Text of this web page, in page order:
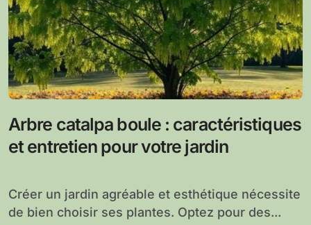
Arbre catalpa boule : caractéristiques
et entretien pour votre jardin
Créer un jardin agréable et esthétique nécessite
de bien choisir ses plantes. Optez pour des...